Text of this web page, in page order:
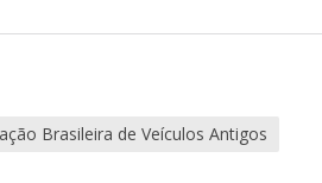
Brasileira de Veículos Antigos